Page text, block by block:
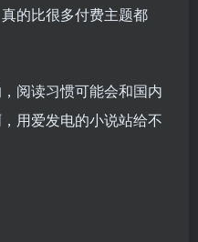
的比很多付费主题都
阅读习惯可能会和国内
用爱发电的小说站给不